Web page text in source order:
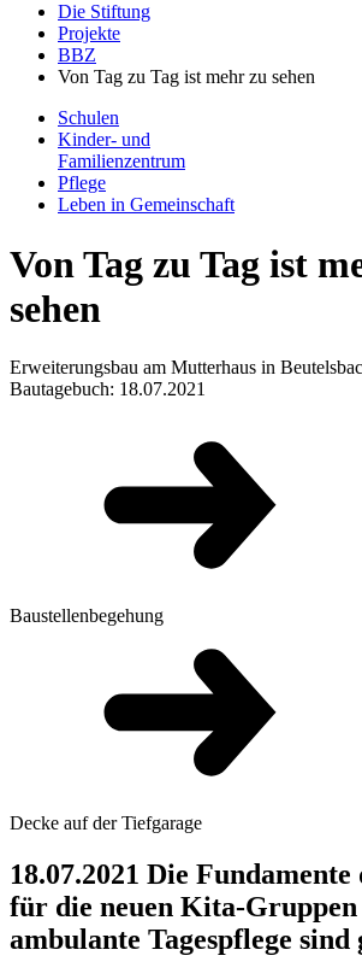
Die Stiftung
Projekte
BBZ
Von Tag zu Tag ist mehr zu sehen
Schulen
Kinder- und
Familienzentrum
Pflege
Leben in Gemeinschaft
Von Tag zu Tag ist
sehen
Erweiterungsbau am Mutterhaus in
Bautagebuch: 18.07.2021
Baustellenbegehung
Decke auf der Tiefgarage
18.07.2021 Die
für die neuen Kita-Gruppen
ambulante Tagespflege sind